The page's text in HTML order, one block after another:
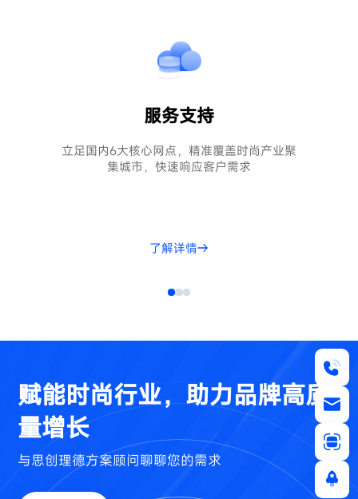
服务支持
立足国内6大核心网点，精准覆盖时尚产业聚
集城市，快速响应客户需求
了解详情
赋能时尚行业，助力品牌高质
量增长
与思创理德方案顾问聊聊您的需求